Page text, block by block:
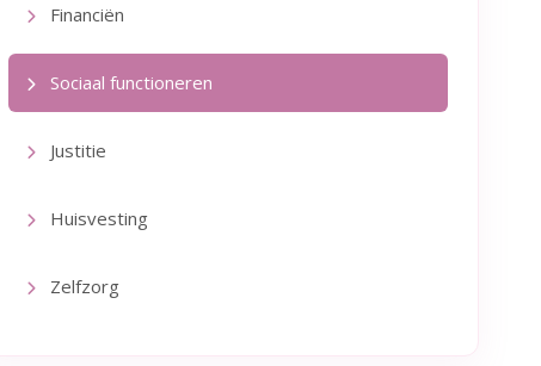
Financiën
Sociaal functioneren
Justitie
Huisvesting
Zelfzorg